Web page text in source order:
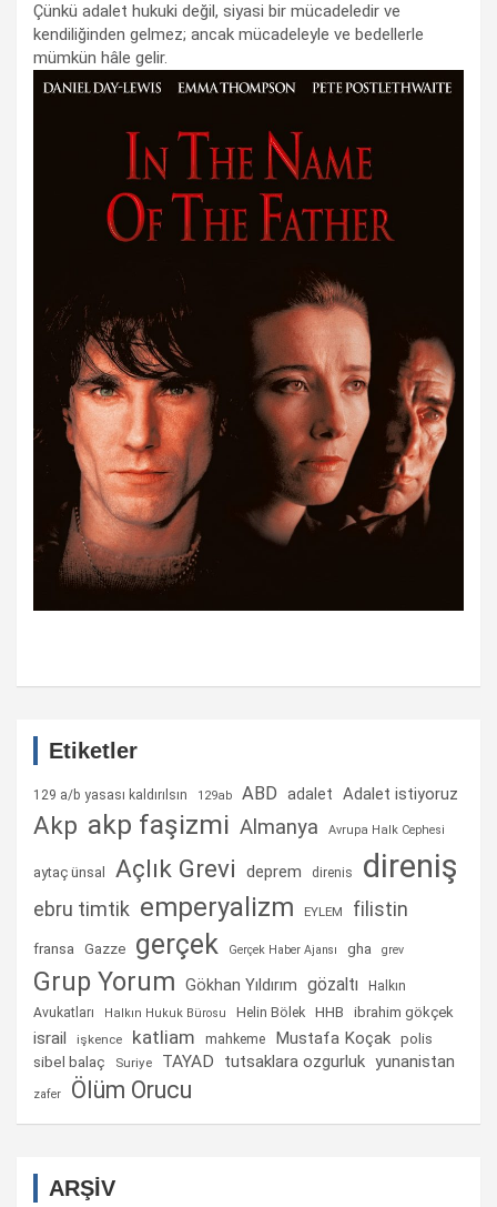
Çünkü adalet hukuki değil, siyasi bir mücadeledir ve
kendiliğinden gelmez; ancak mücadeleyle ve bedellerle
mümkün hâle gelir.
Etiketler
129 a/b yasası kaldırılsın 129ab ABD adalet Adalet istiyoruz
Akp akp faşizmi Almanya Avrupa Halk Cephesi
aytaç ünsal Açlık Grevi deprem direnis direniş
ebru timtik emperyalizm EYLEM filistin
fransa Gazze gerçek Gerçek Haber Ajansı gha grev
Grup Yorum Gökhan Yıldırım gözaltı
Halkın
Avukatları
Halkın Hukuk Bürosu Helin Bölek HHB ibrahim gökçek
israil işkence katliam mahkeme Mustafa Koçak polis
sibel balaç Suriye TAYAD tutsaklara ozgurluk yunanistan
zafer Ölüm Orucu
ARŞİV